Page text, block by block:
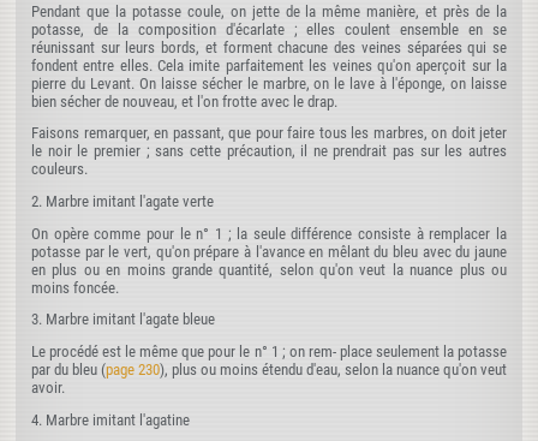
Pendant que la potasse coule, on jette de la même manière, et près de la
potasse, de la composition d'écarlate ; elles coulent ensemble en se
réunissant sur leurs bords, et forment chacune des veines séparées qui se
fondent entre elles. Cela imite parfaitement les veines qu'on aperçoit sur la
pierre du Levant. On laisse sécher le marbre, on le lave à l'éponge, on laisse
bien sécher de nouveau, et l'on frotte avec le drap.
Faisons remarquer, en passant, que pour faire tous les marbres, on doit jeter
le noir le premier ; sans cette précaution, il ne prendrait pas sur les autres
couleurs.
2. Marbre imitant l'agate verte
On opère comme pour le n° 1 ; la seule différence consiste à remplacer la
potasse par le vert, qu'on prépare à l'avance en mêlant du bleu avec du jaune
en plus ou en moins grande quantité, selon qu'on veut la nuance plus ou
moins foncée.
3. Marbre imitant l'agate bleue
Le procédé est le même que pour le n° 1 ; on rem- place seulement la potasse
par du bleu (page 230), plus ou moins étendu d'eau, selon la nuance qu'on veut
avoir.
4. Marbre imitant l'agatine